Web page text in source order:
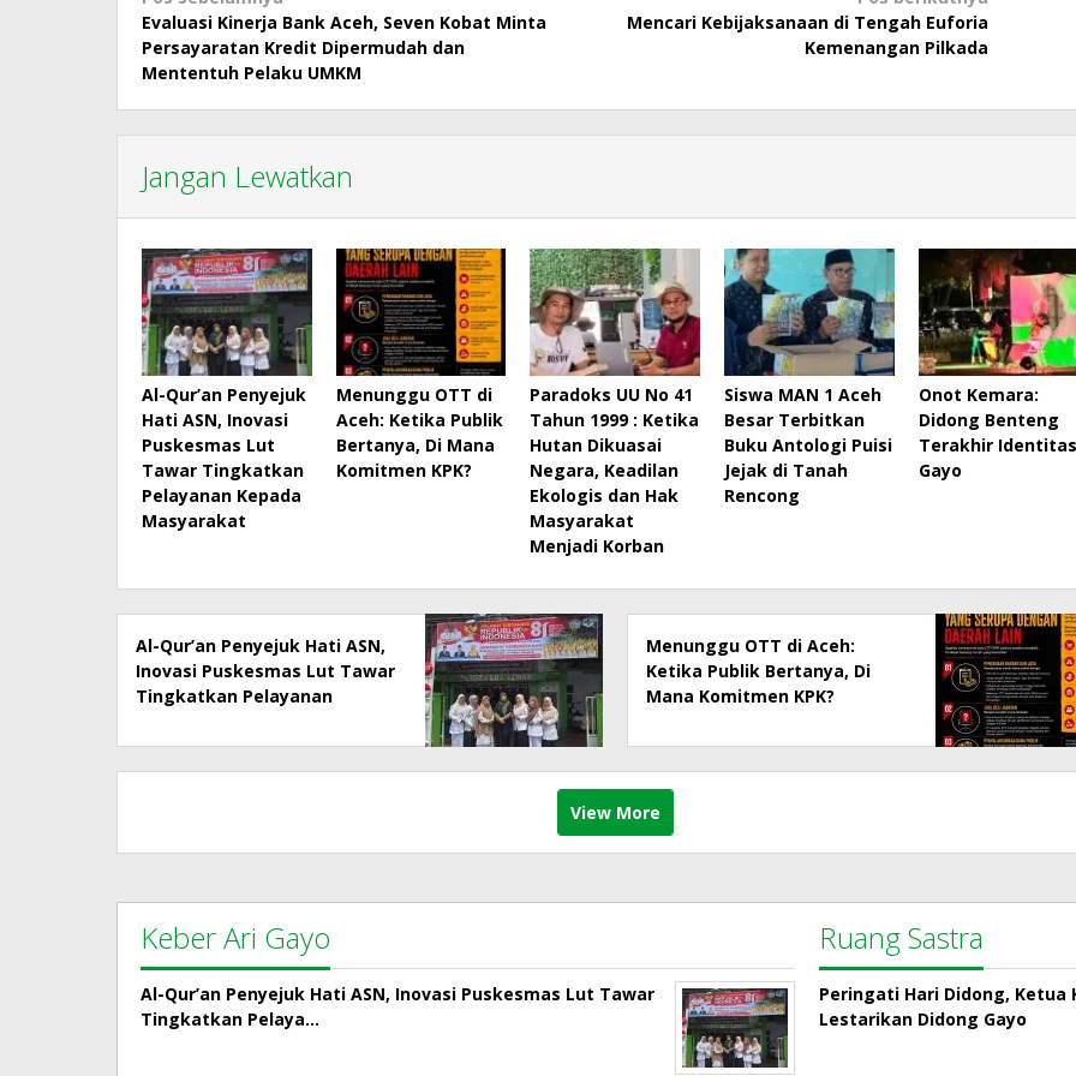
pos
Evaluasi Kinerja Bank Aceh, Seven Kobat Minta
Persayaratan Kredit Dipermudah dan
Mententuh Pelaku UMKM
Mencari Kebijaksanaan di Tengah Euforia
Kemenangan Pilkada
Jangan Lewatkan
Al-Qur’an Penyejuk
Hati ASN, Inovasi
Puskesmas Lut
Tawar Tingkatkan
Pelayanan Kepada
Masyarakat
Menunggu OTT di
Aceh: Ketika Publik
Bertanya, Di Mana
Komitmen KPK?
Paradoks UU No 41
Tahun 1999 : Ketika
Hutan Dikuasai
Negara, Keadilan
Ekologis dan Hak
Masyarakat
Menjadi Korban
Siswa MAN 1 Aceh
Besar Terbitkan
Buku Antologi Puisi
Jejak di Tanah
Rencong
Onot Kemara:
Didong Benteng
Terakhir Identitas
Gayo
Al-Qur’an Penyejuk Hati ASN,
Inovasi Puskesmas Lut Tawar
Tingkatkan Pelayanan
Menunggu OTT di Aceh:
Ketika Publik Bertanya, Di
Mana Komitmen KPK?
View More
Keber Ari Gayo
Al-Qur’an Penyejuk Hati ASN, Inovasi Puskesmas Lut Tawar
Tingkatkan Pelaya…
Ruang Sastra
Peringati Hari Didong, Ketua
Lestarikan Didong Gayo